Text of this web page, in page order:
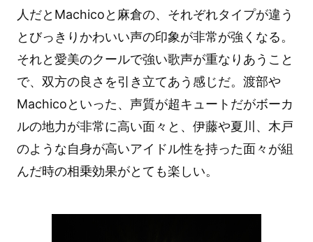
人だとMachicoと麻倉の、それぞれタイプが違う
とびっきりかわいい声の印象が非常が強くなる。
それと愛美のクールで強い歌声が重なりあうこと
で、双方の良さを引き立てあう感じだ。渡部や
Machicoといった、声質が超キュートだがボーカ
ルの地力が非常に高い面々と、伊藤や夏川、木戸
のような自身が高いアイドル性を持った面々が組
んだ時の相乗効果がとても楽しい。